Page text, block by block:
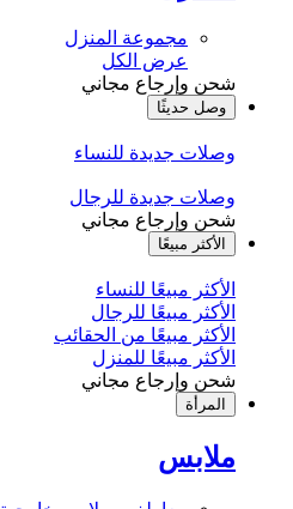
مجموعة المنزل
عرض الكل
شحن وإرجاع مجاني
وصل حديثًا
وصلات جديدة للنساء
وصلات جديدة للرجال
شحن وإرجاع مجاني
الأكثر مبيعًا
الأكثر مبيعًا للنساء
الأكثر مبيعًا للرجال
الأكثر مبيعًا من الحقائب
الأكثر مبيعًا للمنزل
شحن وإرجاع مجاني
المرأة
ملابس